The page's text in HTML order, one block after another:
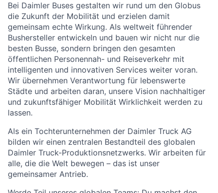
Bei Daimler Buses gestalten wir rund um den Globus
die Zukunft der Mobilität und erzielen damit
gemeinsam echte Wirkung. Als weltweit führender
Bushersteller entwickeln und bauen wir nicht nur die
besten Busse, sondern bringen den gesamten
öffentlichen Personennah- und Reiseverkehr mit
intelligenten und innovativen Services weiter voran.
Wir übernehmen Verantwortung für lebenswerte
Städte und arbeiten daran, unsere Vision nachhaltiger
und zukunftsfähiger Mobilität Wirklichkeit werden zu
lassen.
Als ein Tochterunternehmen der Daimler Truck AG
bilden wir einen zentralen Bestandteil des globalen
Daimler Truck-Produktionsnetzwerks. Wir arbeiten für
alle, die die Welt bewegen – das ist unser
gemeinsamer Antrieb.